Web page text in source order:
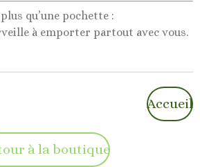
qu’une pochette :
à emporter partout avec vous.
Accueil
à la boutique